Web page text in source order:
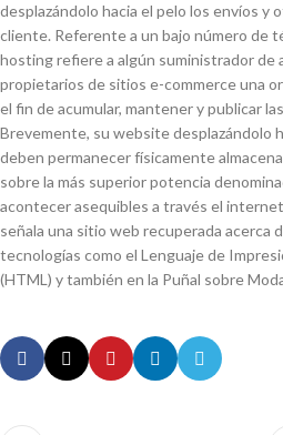
desplazándolo hacia el pelo los envíos y
cliente. Referente a un bajo número de
hosting refiere a algún suministrador de
propietarios de sitios e-commerce una
el fin de acumular, mantener y publicar
Brevemente, su website desplazándolo
deben permanecer físicamente
sobre la más superior potencia
acontecer asequibles a través el
señala una sitio web recuperada acerca
tecnologías como el Lenguaje de
(HTML) y también en la Puñal sobre